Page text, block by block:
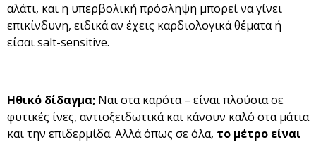
αλάτι, και η υπερβολική πρόσληψη μπορεί να γίνει
επικίνδυνη, ειδικά αν έχεις καρδιολογικά θέματα ή
είσαι salt-sensitive.
Ηθικό δίδαγμα; Ναι στα καρότα – είναι πλούσια σε
φυτικές ίνες, αντιοξειδωτικά και κάνουν καλό στα μάτια
και την επιδερμίδα. Αλλά όπως σε όλα, το μέτρο είναι